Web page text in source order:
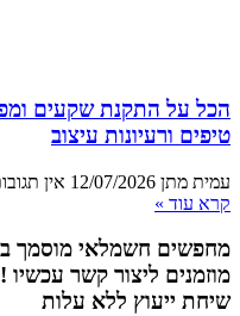
הכל על התקנת שקעים
טיפים ורעיונות עיצוב
עמית מתן 12/07/2026 אין
קרא עוד »
מחפשים חשמלאי מוסמך
מוזמנים ליצור קשר עכשיו !
שיחת ייעוץ ללא עלות